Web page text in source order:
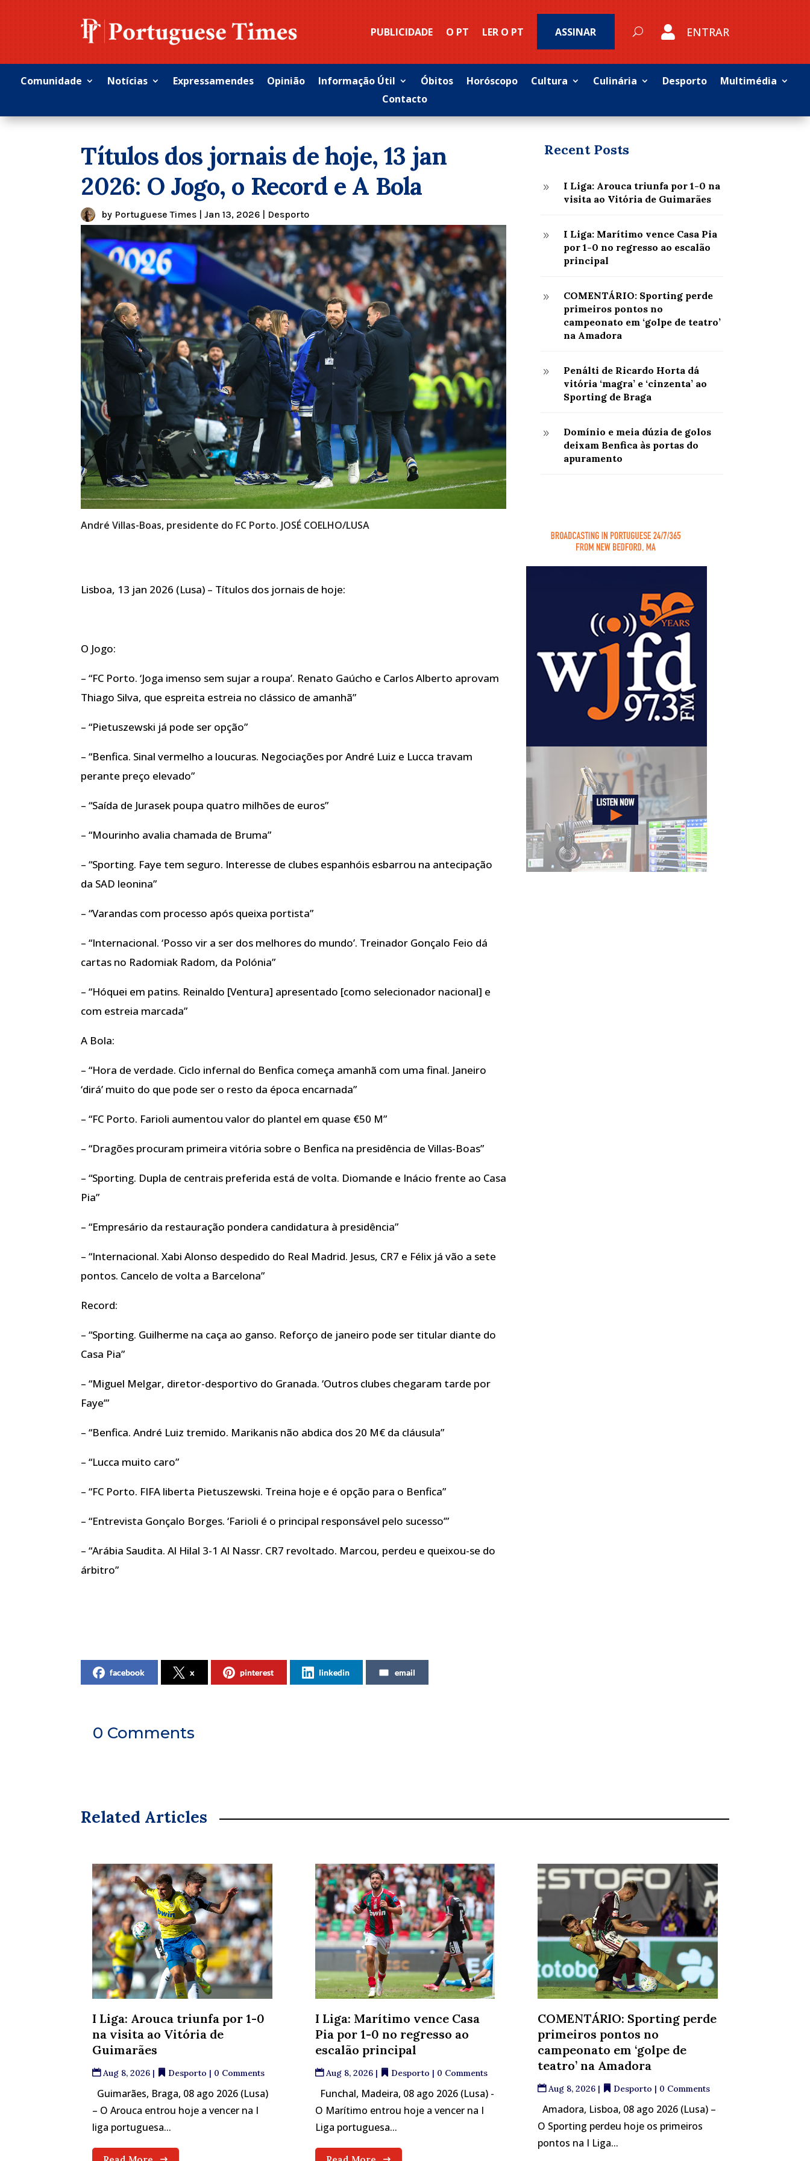
PUBLICIDADE O PT LER O PT ASSINAR  ENTRAR
Comunidade Notícias Expressamendes Opinião Informação Útil Óbitos Horóscopo Cultura Culinária Desporto
Multimédia
Contacto
Títulos dos jornais de hoje, 13 jan
2026: O Jogo, o Record e A Bola
by Portuguese Times |Jan 13, 2026 Desporto
André Villas-Boas, presidente do FC Porto. JOSÉ COELHO/LUSA
Lisboa, 13 jan 2026 (Lusa) – Títulos dos jornais de hoje:
O Jogo:
– “FC Porto. ‘Joga imenso sem sujar a roupa’. Renato Gaúcho e Carlos Alberto aprovam
Thiago Silva, que espreita estreia no clássico de amanhã”
– “Pietuszewski já pode ser opção”
– “Benfica. Sinal vermelho a loucuras. Negociações por André Luiz e Lucca travam
perante preço elevado”
– “Saída de Jurasek poupa quatro milhões de euros”
– “Mourinho avalia chamada de Bruma”
– “Sporting. Faye tem seguro. Interesse de clubes espanhóis esbarrou na antecipação
da SAD leonina”
– “Varandas com processo após queixa portista”
– “Internacional. ‘Posso vir a ser dos melhores do mundo’. Treinador Gonçalo Feio dá
cartas no Radomiak Radom, da Polónia”
– “Hóquei em patins. Reinaldo [Ventura] apresentado [como selecionador nacional] e
com estreia marcada”
A Bola:
– “Hora de verdade. Ciclo infernal do Benfica começa amanhã com uma final. Janeiro
‘dirá’ muito do que pode ser o resto da época encarnada”
– “FC Porto. Farioli aumentou valor do plantel em quase €50 M”
– “Dragões procuram primeira vitória sobre o Benfica na presidência de Villas-Boas”
– “Sporting. Dupla de centrais preferida está de volta. Diomande e Inácio frente ao Casa
Pia”
– “Empresário da restauração pondera candidatura à presidência”
– “Internacional. Xabi Alonso despedido do Real Madrid. Jesus, CR7 e Félix já vão a sete
pontos. Cancelo de volta a Barcelona”
Record:
– “Sporting. Guilherme na caça ao ganso. Reforço de janeiro pode ser titular diante do
Casa Pia”
– “Miguel Melgar, diretor-desportivo do Granada. ‘Outros clubes chegaram tarde por
Faye’”
– “Benfica. André Luiz tremido. Marikanis não abdica dos 20 M€ da cláusula”
– “Lucca muito caro”
– “FC Porto. FIFA liberta Pietuszewski. Treina hoje e é opção para o Benfica”
– “Entrevista Gonçalo Borges. ‘Farioli é o principal responsável pelo sucesso’”
– “Arábia Saudita. Al Hilal 3-1 Al Nassr. CR7 revoltado. Marcou, perdeu e queixou-se do
árbitro”
facebook x pinterest linkedin email
Recent Posts
9
I Liga: Arouca triunfa por 1-0 na
visita ao Vitória de Guimarães
9
I Liga: Marítimo vence Casa Pia
por 1-0 no regresso ao escalão
principal
9
COMENTÁRIO: Sporting perde
primeiros pontos no
campeonato em ‘golpe de teatro’
na Amadora
9
Penálti de Ricardo Horta dá
vitória ‘magra’ e ‘cinzenta’ ao
Sporting de Braga
9
Domínio e meia dúzia de golos
deixam Benfica às portas do
apuramento
0 Comments
Related Articles
I Liga: Arouca triunfa por 1-0
na visita ao Vitória de
Guimarães
Aug 8, 2026 | Desporto | 0 Comments
Guimarães, Braga, 08 ago 2026 (Lusa)
– O Arouca entrou hoje a vencer na I
liga portuguesa...
I Liga: Marítimo vence Casa
Pia por 1-0 no regresso ao
escalão principal
Aug 8, 2026| Desporto | 0 Comments
Funchal, Madeira, 08 ago 2026 (Lusa) -
O Marítimo entrou hoje a vencer na I
Liga portuguesa...
COMENTÁRIO: Sporting perde
primeiros pontos no
campeonato em ‘golpe de
teatro’ na Amadora
Aug 8, 2026| Desporto | 0 Comments
Amadora, Lisboa, 08 ago 2026 (Lusa) –
O Sporting perdeu hoje os primeiros
pontos na I Liga...